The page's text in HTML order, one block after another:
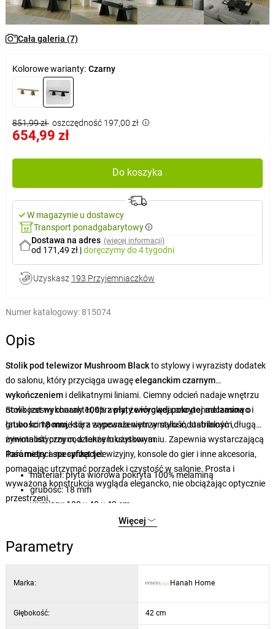
Cała galeria (7)
Kolorowe warianty: Czarny
851,99 zł oszczędność 197,00 zł
654,99 zł
Do koszyka
W magazynie u dostawcy
Transport ponadgabarytowy
Dostawa na adres (więcej informacji)
od 171,49 zł |doręczymydo 4 tygodni
Uzyskasz 193 Przyjemniaczków
Numer katalogowy: 815074
Opis
Stolik pod telewizor Mushroom Blackto stylowy i wyrazisty dodatek
do salonu, który przyciąga uwagęeleganckim czarnym
wykończeniemi delikatnymi liniami. Ciemny odcień nadaje wnętrzu
nowoczesny charakter, sprawia, że wygląda ono ponadczasowo i
łatwo komponuje się z wyposażeniem w stylu industrialnym,
minimalistycznym, a także luksusowym.
Stolik jest wykonany100%zpłyty wiórowej pokrytej melaminąo
grubości18 mm, która zapewnia wytrzymałość, stabilność i długą
żywotność przy codziennym użytkowaniu. Zapewnia wystarczającą
ilość miejsca na sprzęt telewizyjny, konsole do gier i inne akcesoria,
pomagając utrzymać porządek i czystość w salonie. Prosta i
wyważona konstrukcja wygląda elegancko, nie obciążając optycznie
przestrzeni.
Parametry i specyfikacje:
materiał: płyta wiórowa pokryta 100% melaminą
grubość: 18 mm
wymiary: 180 × 40 × 42 cm
Więcej
Parametry
Marka: Hanah Home
Głębokość: 42 cm